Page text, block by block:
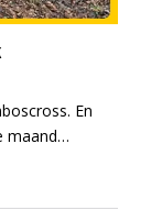
En
maand…